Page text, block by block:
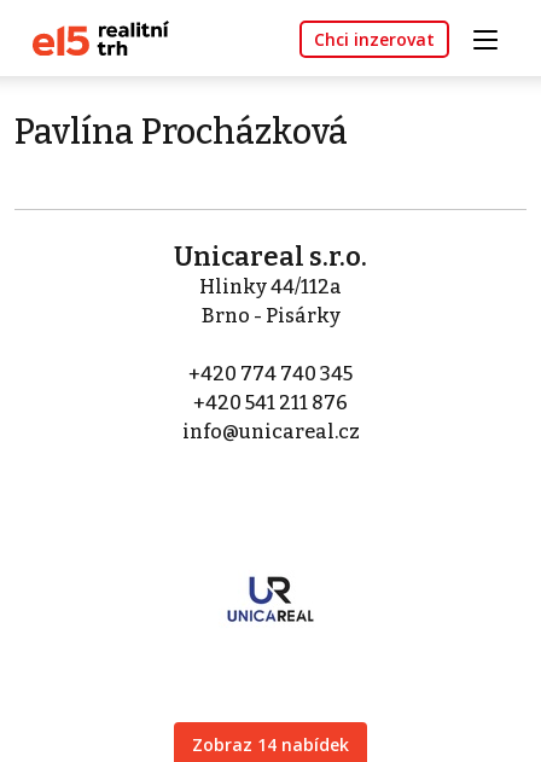
Chci inzerovat
Pavlína Procházková
Unicareal s.r.o.
Hlinky 44/112a
Brno - Pisárky
+420 774 740 345
+420 541 211 876
info@unicareal.cz
Zobraz 14 nabídek